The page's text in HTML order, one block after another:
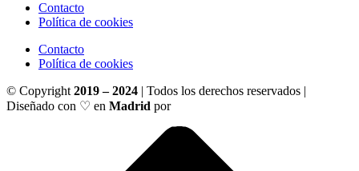
Contacto
Política de cookies
Contacto
Política de cookies
© Copyright 2019 – 2024 | Todos los derechos reservados |
Diseñado con ♡ en Madrid por